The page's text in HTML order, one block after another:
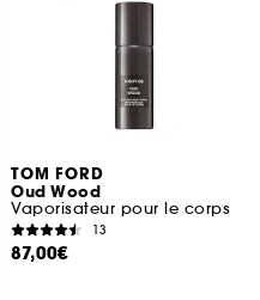
TOM FORD
Oud Wood
Vaporisateur pour le corps
13
87,00€